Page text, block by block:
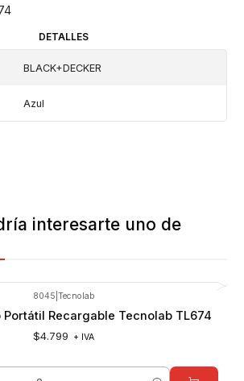
DETALLES
BLACK+DECKER
Azul
interesarte uno de
8045 Tecnolab
Recargable Tecnolab TL674
$4.799 + IVA